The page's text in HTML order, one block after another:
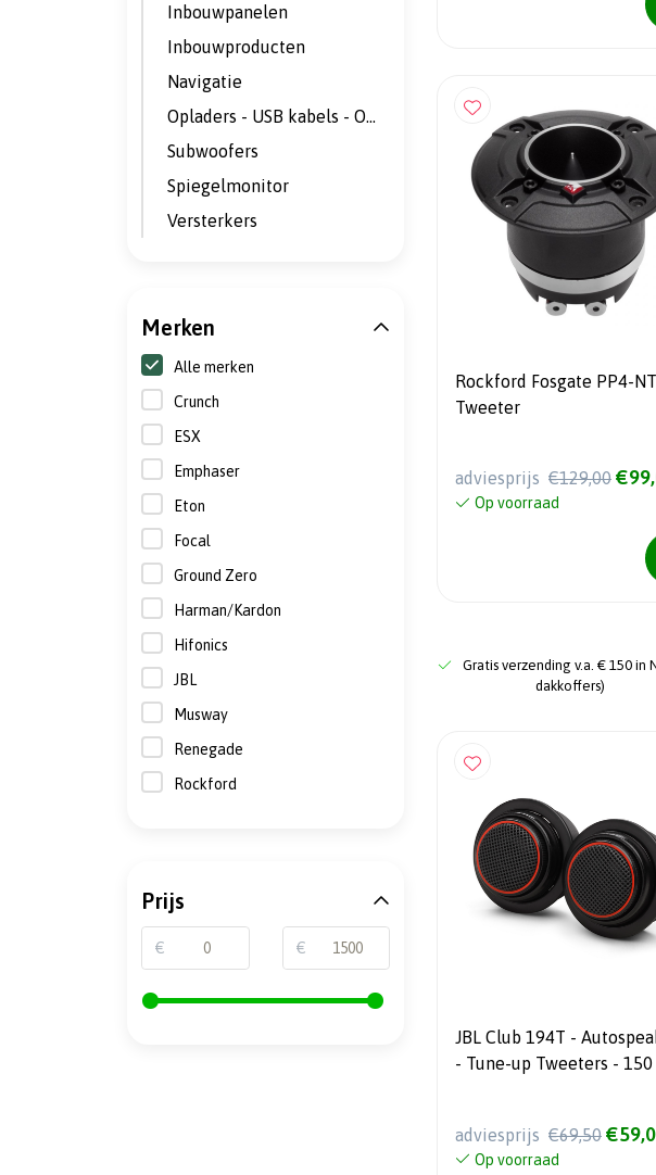
Rockford Fosgate PP4-
Tweeter
adviesprijs €129,00
Op voorraad
Gratis verzending v.a. € 150 in
dakkoffers)
JBL Club 194T -
- Tune-up Tweeters - 150
adviesprijs €69,50
Op voorraad
Inbouwpanelen
Inbouwproducten
Navigatie
Opladers - USB kabels - Omvormers
Subwoofers
Spiegelmonitor
Versterkers
Merken
Alle merken
Crunch
ESX
Emphaser
Eton
Focal
Ground Zero
Harman/Kardon
Hifonics
JBL
Musway
Renegade
Rockford
Prijs
€ €